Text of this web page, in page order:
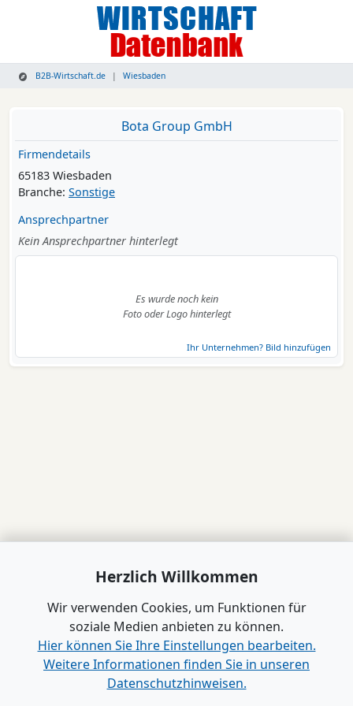
B2B-Wirtschaft.de Wiesbaden
Bota Group GmbH
Firmendetails
65183 Wiesbaden
Branche: Sonstige
Ansprechpartner
Kein Ansprechpartner hinterlegt
Es wurde noch kein
Foto oder Logo hinterlegt
Ihr Unternehmen? Bild hinzufügen
Herzlich Willkommen
Wir verwenden Cookies, um Funktionen für
soziale Medien anbieten zu können.
Hier können Sie Ihre Einstellungen bearbeiten.
Weitere Informationen finden Sie in unseren
Datenschutzhinweisen.